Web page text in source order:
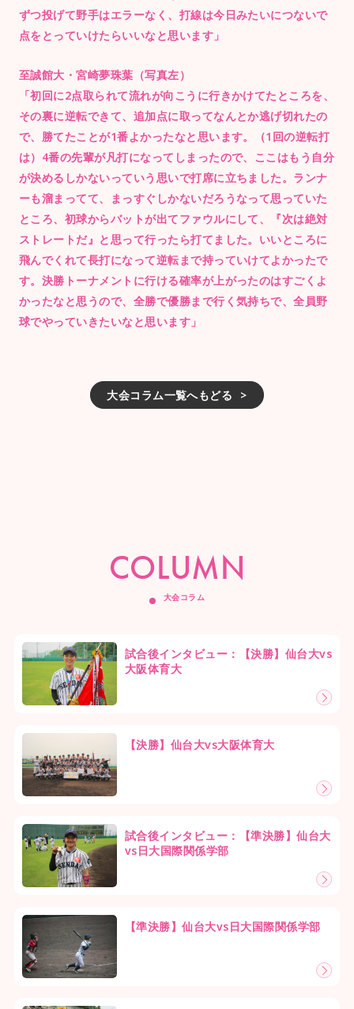
ずつ投げて野手はエラーなく、打線は今日みたいにつないで
点をとっていけたらいいなと思います」
至誠館大・宮崎夢珠葉（写真左）
「初回に2点取られて流れが向こうに行きかけてたところを、
その裏に逆転できて、追加点に取ってなんとか逃げ切れたの
で、勝てたことが1番よかったなと思います。（1回の逆転打
は）4番の先輩が凡打になってしまったので、ここはもう自分
が決めるしかないっていう思いで打席に立ちました。ランナ
ーも溜まってて、まっすぐしかないだろうなって思っていた
ところ、初球からバットが出てファウルにして、『次は絶対
ストレートだ』と思って行ったら打てました。いいところに
飛んでくれて長打になって逆転まで持っていけてよかったで
す。決勝トーナメントに行ける確率が上がったのはすごくよ
かったなと思うので、全勝で優勝まで行く気持ちで、全員野
球でやっていきたいなと思います」
大会コラム一覧へもどる
COLUMN
大会コラム
試合後インタビュー：【決勝】仙台大vs
大阪体育大
【決勝】仙台大vs大阪体育大
試合後インタビュー：【準決勝】仙台大
vs日大国際関係学部
【準決勝】仙台大vs日大国際関係学部